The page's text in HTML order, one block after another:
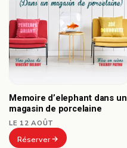
Memoire d’elephant dans un
magasin de porcelaine
LE 12 AOÛT
Réserver